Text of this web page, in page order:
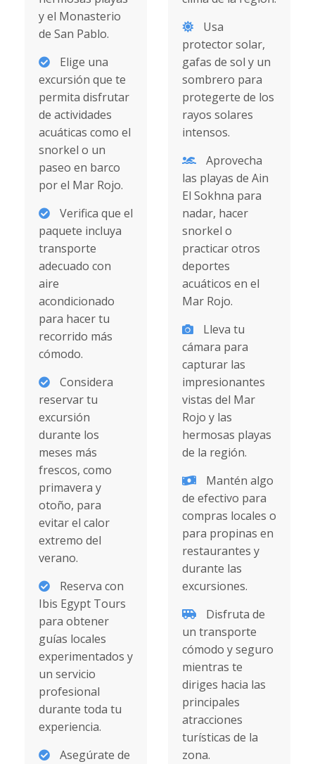
y el Monasterio
de San Pablo.
Elige una
excursión que te
permita disfrutar
de actividades
acuáticas como el
snorkel o un
paseo en barco
por el Mar Rojo.
Verifica que el
paquete incluya
transporte
adecuado con
aire
acondicionado
para hacer tu
recorrido más
cómodo.
Considera
reservar tu
excursión
durante los
meses más
frescos, como
primavera y
otoño, para
evitar el calor
extremo del
verano.
Reserva con
Ibis Egypt Tours
para obtener
guías locales
experimentados y
un servicio
profesional
durante toda tu
experiencia.
Asegúrate de
Usa
protector solar,
gafas de sol y un
sombrero para
protegerte de los
rayos solares
intensos.
Aprovecha
las playas de Ain
El Sokhna para
nadar, hacer
snorkel o
practicar otros
deportes
acuáticos en el
Mar Rojo.
Lleva tu
cámara para
capturar las
impresionantes
vistas del Mar
Rojo y las
hermosas playas
de la región.
Mantén algo
de efectivo para
compras locales o
para propinas en
restaurantes y
durante las
excursiones.
Disfruta de
un transporte
cómodo y seguro
mientras te
diriges hacia las
principales
atracciones
turísticas de la
zona.